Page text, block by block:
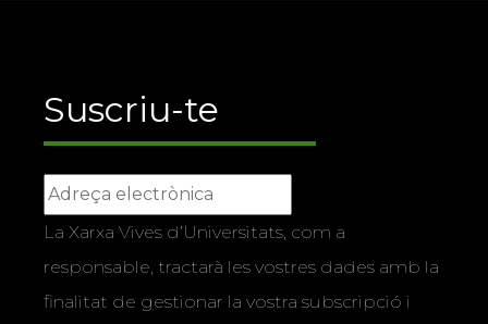
Suscriu-te
La Xarxa Vives d’Universitats, com a
responsable, tractarà les vostres dades amb la
finalitat de gestionar la vostra subscripció i